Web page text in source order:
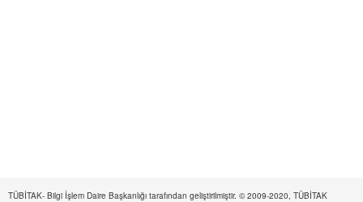
TÜBİTAK- Bilgi İşlem Daire Başkanlığı tarafından geliştirilmiştir. © 2009-2020, TÜBİTAK